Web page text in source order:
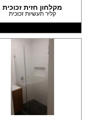
מקלחון חזית זכוכית
קליר תעשיות זכוכית